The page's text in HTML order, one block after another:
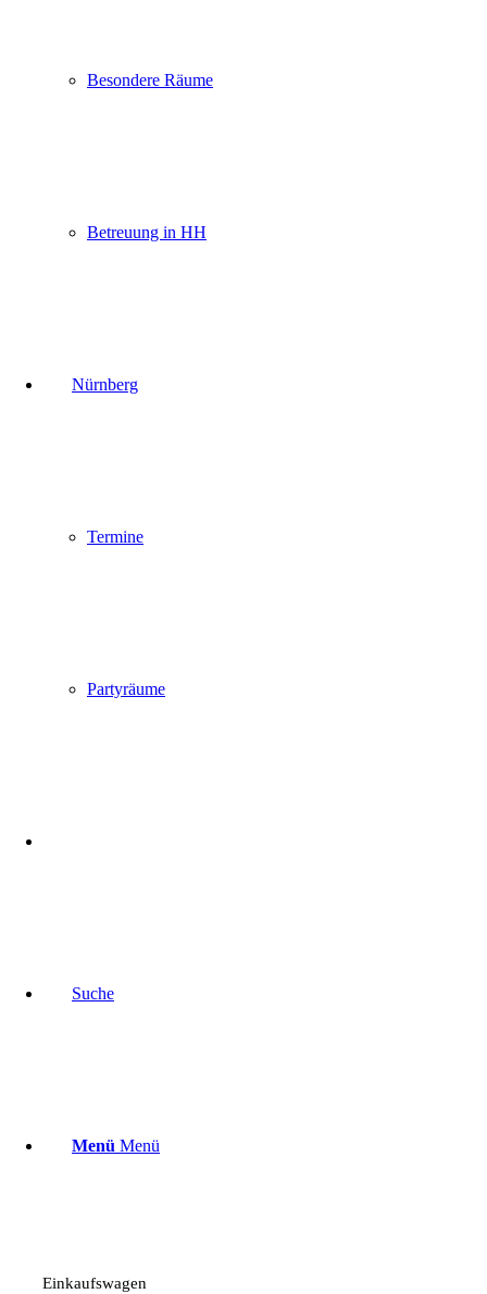
Besondere Räume
Betreuung in HH
Nürnberg
Termine
Partyräume
Suche
Menü Menü
Einkaufswagen